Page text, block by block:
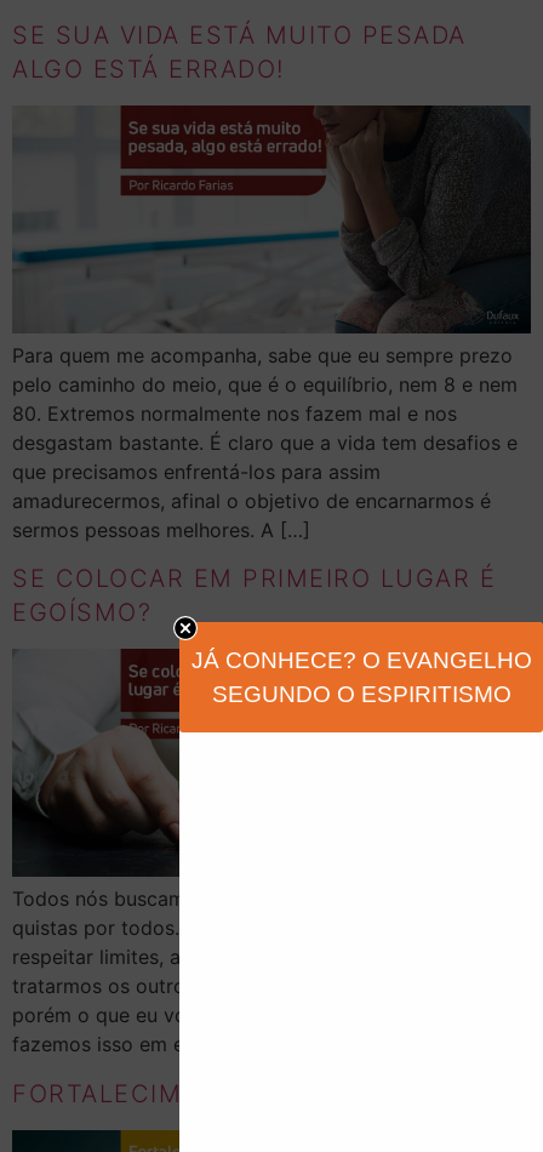
SE SUA VIDA ESTÁ MUITO PESADA
ALGO ESTÁ ERRADO!
Para quem me acompanha, sabe que eu sempre prezo
pelo caminho do meio, que é o equilíbrio, nem 8 e nem
80. Extremos normalmente nos fazem mal e nos
desgastam bastante. É claro que a vida tem desafios e
que precisamos enfrentá-los para assim
amadurecermos, afinal o objetivo de encarnarmos é
sermos pessoas melhores. A […]
SE COLOCAR EM PRIMEIRO LUGAR É
EGOÍSMO?
Todos nós buscamos ser pessoas boas, justas e bem
quistas por todos. Desde cedo somos ensinados a
respeitar limites, ajudar o próximo quando necessário e
tratarmos os outros bem. É claro que isso é muito bom,
porém o que eu vou abordar nesse texto será quando
fazemos isso em excesso e o quão prejudicial isso […]
FORTALECIMENTO ESPIRITUAL
JÁ CONHECE? O EVANGELHO
SEGUNDO O ESPIRITISMO